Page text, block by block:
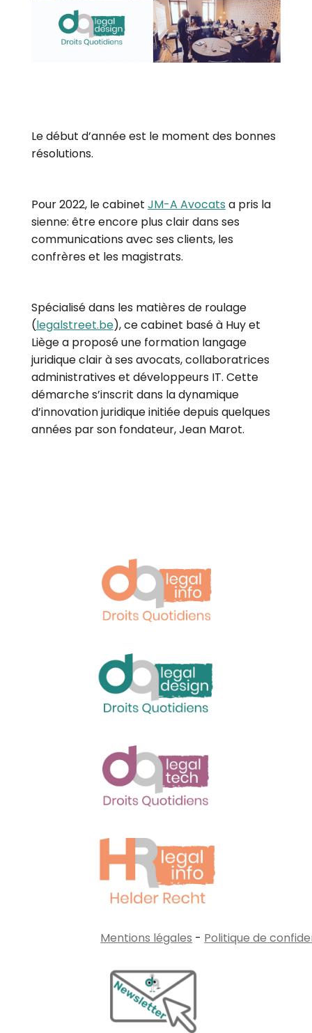
Le début d’année est le moment des bonnes
résolutions.
Pour 2022, le cabinet JM-A Avocats a pris la
sienne: être encore plus clair dans ses
communications avec ses clients, les
confrères et les magistrats.
Spécialisé dans les matières de roulage
(legalstreet.be), ce cabinet basé à Huy et
Liège a proposé une formation langage
juridique clair à ses avocats, collaboratrices
administratives et développeurs IT. Cette
démarche s’inscrit dans la dynamique
d’innovation juridique initiée depuis quelques
années par son fondateur, Jean Marot.
Mentions légales - Politique de